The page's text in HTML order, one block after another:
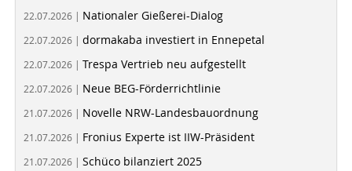
22.07.2026 | Nationaler Gießerei-Dialog
22.07.2026 | dormakaba investiert in Ennepetal
22.07.2026 | Trespa Vertrieb neu aufgestellt
22.07.2026 | Neue BEG-Förderrichtlinie
21.07.2026 | Novelle NRW-Landesbauordnung
21.07.2026 | Fronius Experte ist IIW-Präsident
21.07.2026 | Schüco bilanziert 2025